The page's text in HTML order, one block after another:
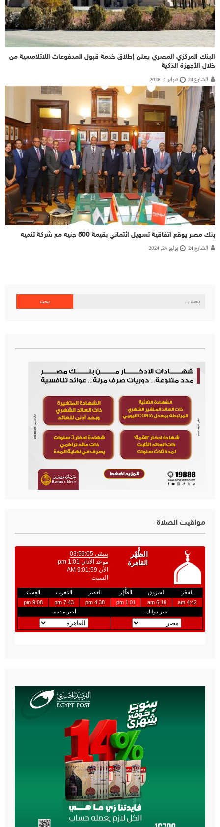
البنك المركزي المصري يعلن إطلاق خدمة قبول المدفوعات اللاتلامسية من
خلال الأجهزة الذكية
الشارع 24 فبراير 1, 2026
بنك مصر يوقع اتفاقية تسهيل ائتماني بقيمة 500 جنيه مع شركة تنميه
الشارع 24 يوليو 24, 2024
البحث
مواقيت الصلاة